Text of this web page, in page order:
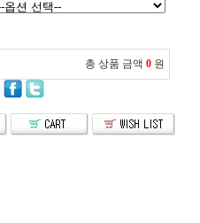
총 상품 금액 0 원